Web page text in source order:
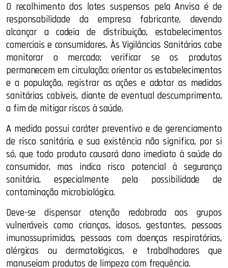
O recolhimento dos lotes suspensos pela Anvisa é de
responsabilidade da empresa fabricante, devendo
alcançar a cadeia de distribuição, estabelecimentos
comerciais e consumidores. Às Vigilâncias Sanitárias cabe
monitorar o mercado; verificar se os produtos
permanecem em circulação; orientar os estabelecimentos
e a população, registrar as ações e adotar as medidas
sanitárias cabíveis, diante de eventual descumprimento,
a fim de mitigar riscos à saúde.
A medida possui caráter preventivo e de gerenciamento
de risco sanitário, e sua existência não significa, por si
só, que todo produto causará dano imediato à saúde do
consumidor, mas indica risco potencial à segurança
sanitária, especialmente pela possibilidade de
contaminação microbiológica.
Deve-se dispensar atenção redobrada aos grupos
vulneráveis como crianças, idosos, gestantes, pessoas
imunossuprimidas, pessoas com doenças respiratórias,
alérgicas ou dermatológicas, e trabalhadores que
manuseiam produtos de limpeza com frequência.